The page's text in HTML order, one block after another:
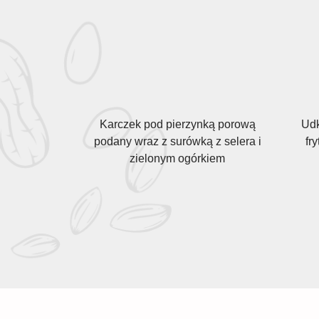
Karczek pod pierzynką porową
podany wraz z surówką z selera i
zielonym ogórkiem